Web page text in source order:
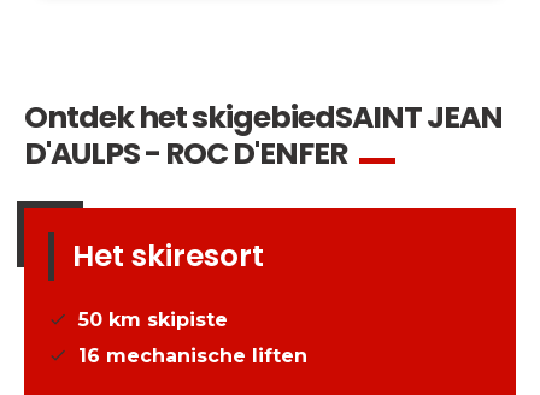
Het skiresort
50 km skipiste
16 mechanische liften
Ontdek het skigebiedSAINT JEAN
D'AULPS - ROC D'ENFER